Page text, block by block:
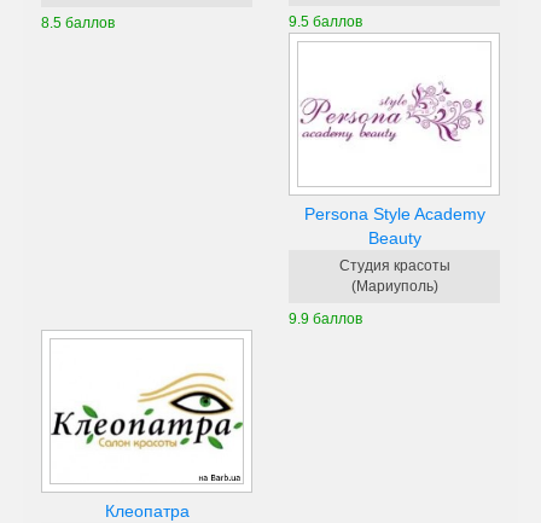
8.5 баллов
9.5 баллов
Persona Style Academy
Beauty
Студия красоты
(Мариуполь)
9.9 баллов
Клеопатра